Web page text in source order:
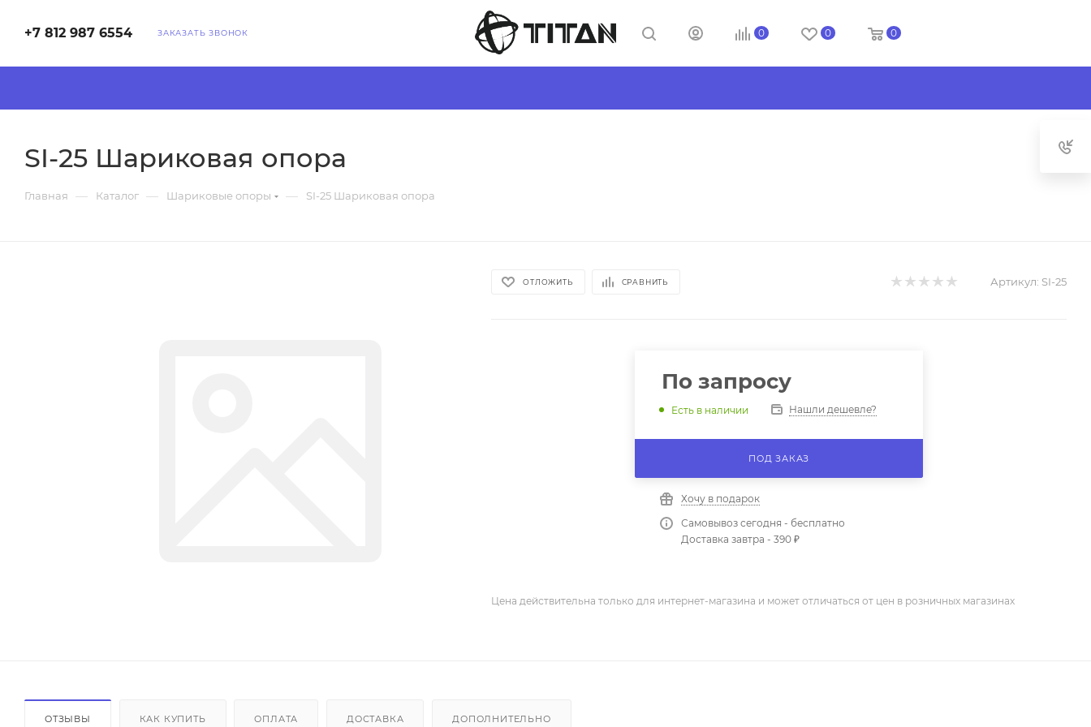
+7 812 987 6554 ЗАКАЗАТЬ ЗВОНОК 0 0 0
SI-25 Шариковая опора
Главная — Каталог — Шариковые опоры — SI-25 Шариковая опора
ОТЛОЖИТЬ СРАВНИТЬ Артикул: SI-25
По запросу
Есть в наличии Нашли дешевле?
ПОД ЗАКАЗ
Хочу в подарок
Самовывоз сегодня - бесплатно
Доставка завтра - 390 ₽
Цена действительна только для интернет-магазина и может отличаться от цен в розничных магазинах
ОТЗЫВЫ КАК КУПИТЬ ОПЛАТА ДОСТАВКА ДОПОЛНИТЕЛЬНО